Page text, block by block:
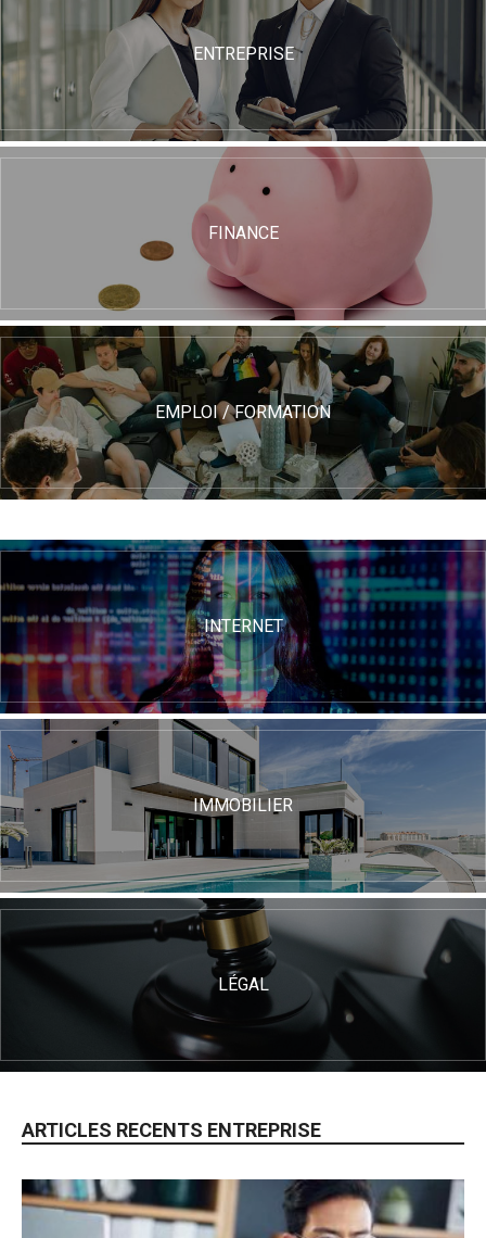
ENTREPRISE
FINANCE
EMPLOI / FORMATION
INTERNET
IMMOBILIER
LÉGAL
ARTICLES RECENTS ENTREPRISE